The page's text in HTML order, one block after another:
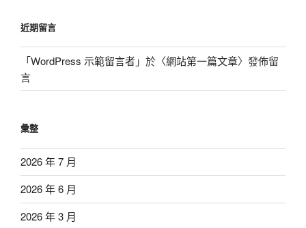
近期留言
「WordPress 示範留言者」於〈網站第一篇文章〉發佈留
言
彙整
2026 年 7 月
2026 年 6 月
2026 年 3 月